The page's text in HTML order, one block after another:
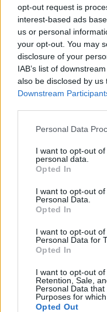
opt-out request is
interest-based ads
us or personal
your opt-out. You may
disclosure of your
IAB’s list of
also be disclosed by
Downstream
Personal Data
I want to opt-out
personal data.
Opted In
I want to opt-out
Personal Data.
Opted In
I want to opt-out
Personal Data for
Opted In
I want to opt-out of
Retention, Sale,
Personal Data
Purposes for
Opted Out
Utentes alertam para
do Alentejo
A comissão de utentes
hoje as dificuldades na...
7 Agosto, 2026 - 19:56
Ourique: IP lança
A Infraestruturas de
para a reabilitação da
7 Agosto, 2026 - 19:30